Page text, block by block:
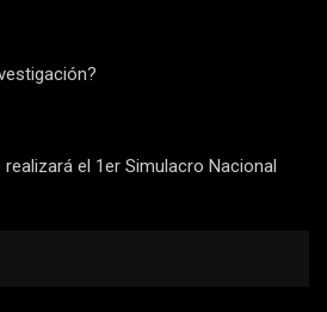
el 1er Simulacro Nacional